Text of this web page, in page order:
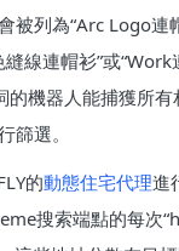
被列為“Arc Logo連
線連帽衫”或“Work
的機器人能捕獲所
篩選。
的動態住宅代理進
搜索端點的每次